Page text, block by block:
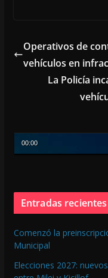
b
o
o
l
Operativos de
vehículos en
La Policía
Entradas recientes
Comenzó la
Municipal
Elecciones 2027: